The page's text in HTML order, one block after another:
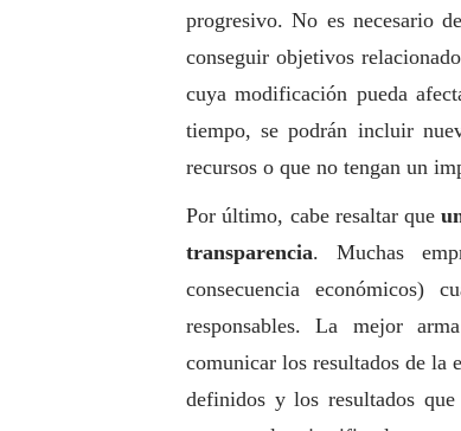
progresivo. No es necesario
conseguir objetivos
cuya modificación pueda
tiempo, se podrán incluir
recursos o que no tengan un
Por último, cabe resaltar que
transparencia. Muchas
consecuencia
responsables. La mejor
comunicar los resultados de la
definidos y los resultados